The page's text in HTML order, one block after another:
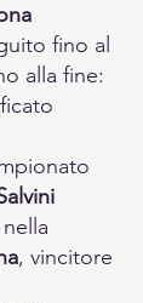
fino al
alla fine:
, vincitore